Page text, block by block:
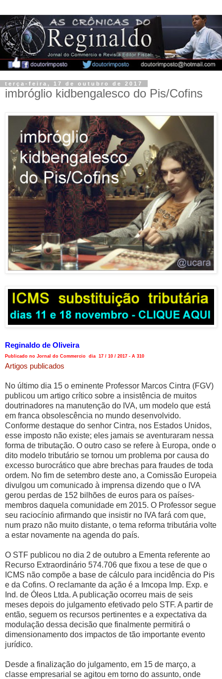
terça-feira, 17 de outubro de 2017
imbróglio kidbengalesco do Pis/Cofins
Reginaldo de Oliveira
Publicado no Jornal do Commercio dia 17 / 10 / 2017 - A 310
Artigos publicados
No último dia 15 o eminente Professor Marcos Cintra (FGV)
publicou um artigo crítico sobre a insistência de muitos
doutrinadores na manutenção do IVA, um modelo que está
em franca obsolescência no mundo desenvolvido.
Conforme destaque do senhor Cintra, nos Estados Unidos,
esse imposto não existe; eles jamais se aventuraram nessa
forma de tributação. O outro caso se refere à Europa, onde o
dito modelo tributário se tornou um problema por causa do
excesso burocrático que abre brechas para fraudes de toda
ordem. No fim de setembro deste ano, a Comissão Europeia
divulgou um comunicado à imprensa dizendo que o IVA
gerou perdas de 152 bilhões de euros para os países-
membros daquela comunidade em 2015. O Professor segue
seu raciocínio afirmando que insistir no IVA fará com que,
num prazo não muito distante, o tema reforma tributária volte
a estar novamente na agenda do país.
O STF publicou no dia 2 de outubro a Ementa referente ao
Recurso Extraordinário 574.706 que fixou a tese de que o
ICMS não compõe a base de cálculo para incidência do Pis
e da Cofins. O reclamante da ação é a Imcopa Imp. Exp. e
Ind. de Óleos Ltda. A publicação ocorreu mais de seis
meses depois do julgamento efetivado pelo STF. A partir de
então, seguem os recursos pertinentes e a expectativa da
modulação dessa decisão que finalmente permitirá o
dimensionamento dos impactos de tão importante evento
jurídico.
Desde a finalização do julgamento, em 15 de março, a
classe empresarial se agitou em torno do assunto, onde